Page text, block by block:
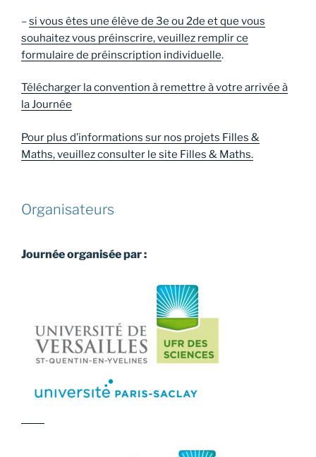
–si vous êtes une élève de 3e ou 2de et que vous
souhaitez vous préinscrire, veuillez remplir ce
formulaire de préinscription individuelle.
Télécharger la convention à remettre à votre arrivée à
la Journée
Pour plus d’informations sur nos projets Filles &
Maths, veuillez consulter le site Filles & Maths.
Organisateurs
Journée organisée par :